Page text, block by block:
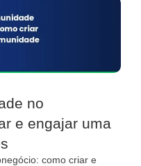
no
e engajar uma
como criar e